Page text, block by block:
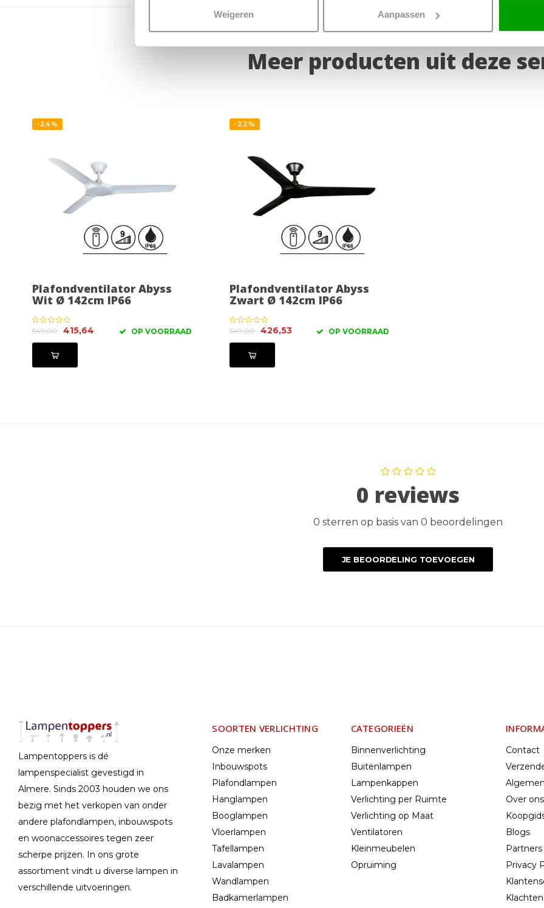
Weigeren Aanpassen
Meer producten uit deze
-24%
Plafondventilator Abyss
Wit Ø 142cm IP66
549,00 415,64 OP VOORRAAD
-22%
Plafondventilator Abyss
Zwart Ø 142cm IP66
549,00 426,53 OP VOORRAAD
0 reviews
0 sterren op basis van 0 beoordelingen
JE BEOORDELING TOEVOEGEN
Lampentoppers is dé
lampenspecialist gevestigd in
Almere. Sinds 2003 houden we ons
bezig met het verkopen van onder
andere plafondlampen, inbouwspots
en woonaccessoires tegen zeer
scherpe prijzen. In ons grote
assortiment vindt u diverse lampen in
verschillende uitvoeringen.
SOORTEN VERLICHTING
Onze merken
Inbouwspots
Plafondlampen
Hanglampen
Booglampen
Vloerlampen
Tafellampen
Lavalampen
Wandlampen
Badkamerlampen
CATEGORIEËN
Binnenverlichting
Buitenlampen
Lampenkappen
Verlichting per Ruimte
Verlichting op Maat
Ventilatoren
Kleinmeubelen
Opruiming
Contact
Over ons
Blogs
Partners
Privacy